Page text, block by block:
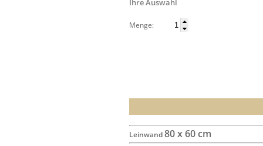
Ihre Auswahl
Menge:
Leinwand80 x 60 cm